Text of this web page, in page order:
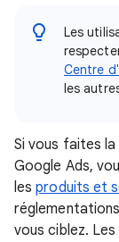
Les
Centre
les
Si vous faites
Google Ads,
lesproduits et
vous ciblez.